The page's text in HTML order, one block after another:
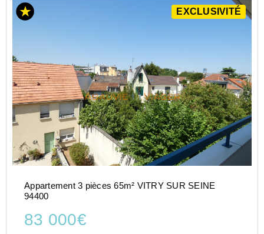
EXCLUSIVITÉ
Appartement 3 pièces 65m² VITRY SUR SEINE
94400
83 000€